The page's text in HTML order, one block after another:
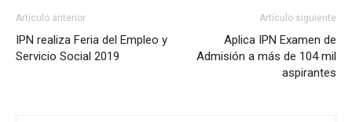
Artículo anterior
IPN realiza Feria del Empleo y
Servicio Social 2019
Artículo siguiente
Aplica IPN Examen de
Admisión a más de 104 mil
aspirantes